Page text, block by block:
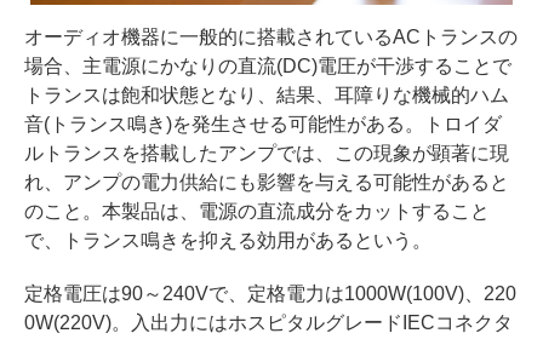
オーディオ機器に一般的に搭載されているACトランスの
場合、主電源にかなりの直流(DC)電圧が干渉することで
トランスは飽和状態となり、結果、耳障りな機械的ハム
音(トランス鳴き)を発生させる可能性がある。トロイダ
ルトランスを搭載したアンプでは、この現象が顕著に現
れ、アンプの電力供給にも影響を与える可能性があると
のこと。本製品は、電源の直流成分をカットすること
で、トランス鳴きを抑える効用があるという。
定格電圧は90～240Vで、定格電力は1000W(100V)、220
0W(220V)。入出力にはホスピタルグレードIECコネクタ